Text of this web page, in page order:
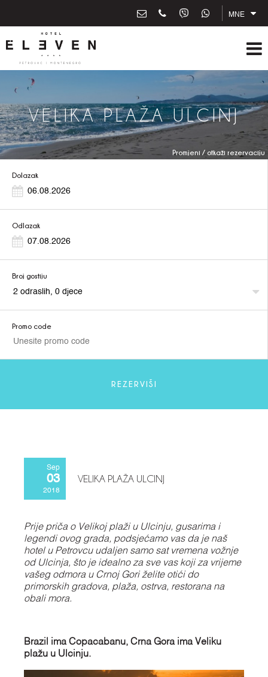
MNE
VELIKA PLAŽA ULCINJ
Promjeni / otkaži rezervaciju
Dolazak
Odlazak
Broj gostiju
Promo code
REZERVIŠI
Sep
03
2018
VELIKA PLAŽA ULCINJ
Prije priča o Velikoj plaži u Ulcinju, gusarima i
legendi ovog grada, podsjećamo vas da je naš
hotel u Petrovcu udaljen samo sat vremena vožnje
od Ulcinja, što je idealno za sve vas koji za vrijeme
vašeg odmora u Crnoj Gori želite otići do
primorskih gradova, plaža, ostrva, restorana na
obali mora.
Brazil ima Copacabanu, Crna Gora ima Veliku
plažu u Ulcinju.